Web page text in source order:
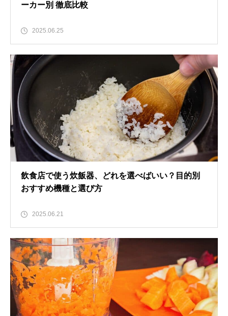
ーカー別 徹底比較
2025.06.25
飲食店で使う炊飯器、どれを選べばいい？目的別
おすすめ機種と選び方
2025.06.21